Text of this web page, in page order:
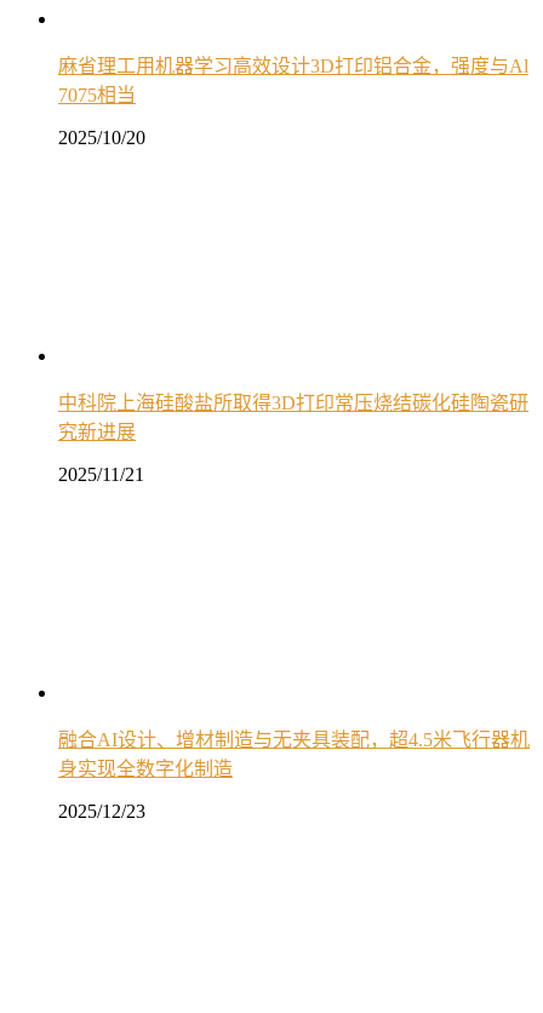
麻省理工用机器学习高效设计3D打印铝合金，强度与Al
7075相当
2025/10/20
中科院上海硅酸盐所取得3D打印常压烧结碳化硅陶瓷研
究新进展
2025/11/21
融合AI设计、增材制造与无夹具装配，超4.5米飞行器机
身实现全数字化制造
2025/12/23